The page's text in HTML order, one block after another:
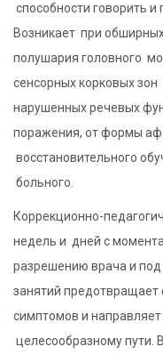
способности говорить
Возникает при
полушария головного
сенсорных корковых
нарушенных речевых
поражения, от формы
восстановительного
больного.
Коррекционно-
недель и дней с
разрешению врача и
занятий
симптомов и
целесообразному пути.